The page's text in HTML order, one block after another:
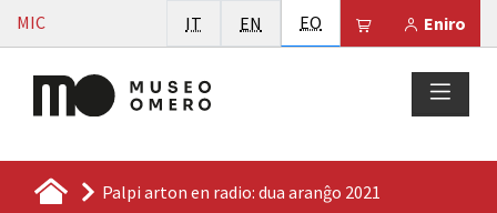
Vai al contenuto
MIC Eniro
Il tuo carrello
IT Italiano
EN English
EO Esperanto
Palpi arton en radio: dua aranĝo 2021